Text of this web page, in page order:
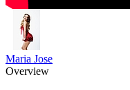
Maria Jose
Overview